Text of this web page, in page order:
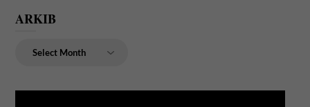
ARKIB
ARKIB